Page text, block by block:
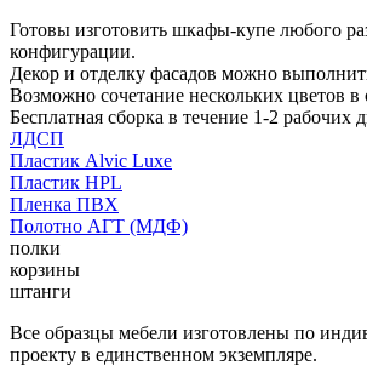
Готовы изготовить шкафы-купе любого
конфигурации.
Декор и отделку фасадов можно
Возможно сочетание нескольких цветов в
Бесплатная сборка в течение 1-2 рабочих
ЛДСП
Пластик Alvic Luxe
Пластик HPL
Пленка ПВХ
Полотно АГТ (МДФ)
полки
корзины
штанги
Все образцы мебели изготовлены по
проекту в единственном экземпляре.